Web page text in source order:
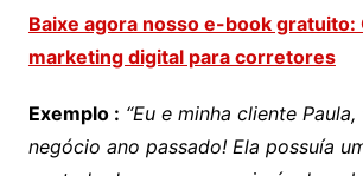
Baixe agora nosso e-book gratuito:
marketing digital para corretores
Exemplo : “Eu e minha cliente
negócio ano passado! Ela possuía